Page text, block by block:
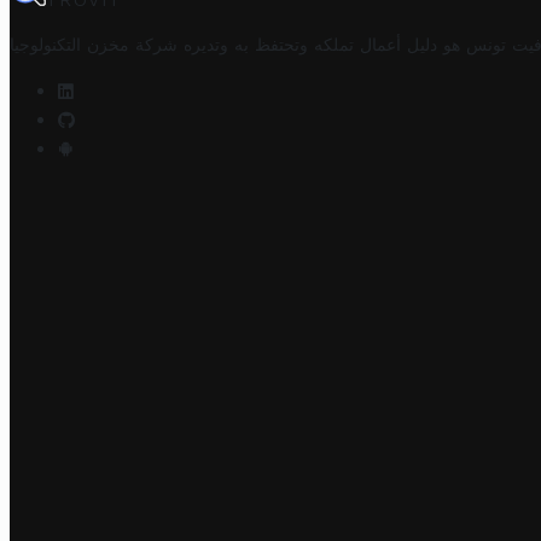
تونس هو دليل أعمال تملكه وتحتفظ به وتديره شركة مخزن التكنولوجيا